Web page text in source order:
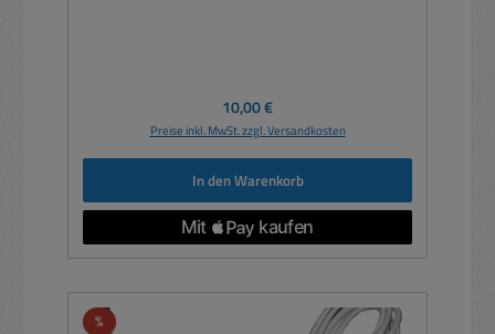
Regulärer Preis:
10,00 €
Preise inkl. MwSt. zzgl. Versandkosten
In den Warenkorb
%Rabatt